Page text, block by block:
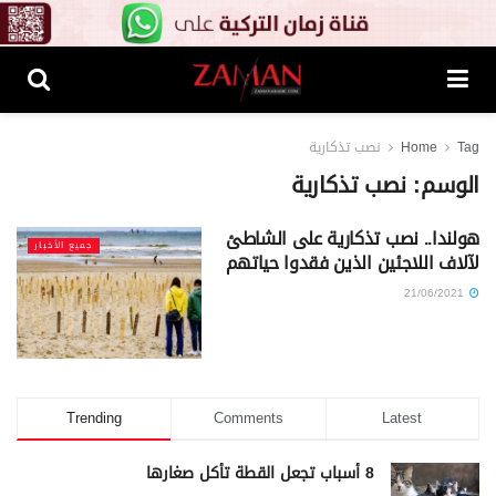
Home Tag نصب تذكارية
الوسم:نصب تذكارية
جميع الأخبار هولندا.. نصب تذكارية على الشاطئ
لآلاف اللاجئين الذين فقدوا حياتهم
Trending Comments Latest
8 أسباب تجعل القطة تأكل صغارها